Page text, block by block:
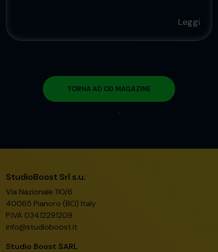
Leggi
TORNA AD OD MAGAZINE
StudioBoost Srl s.u.
Via Nazionale 110/6
40065 Pianoro (BO) Italy
P.IVA 03412291209
info@studioboost.it
Studio Boost SARL